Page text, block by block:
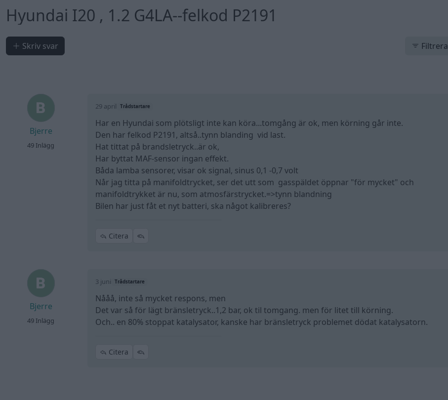
Hyundai I20 , 1.2 G4LA--felkod P2191
Skriv svar Filtrera
Bjerre
49 Inlägg
29 april Trådstartare
Har en Hyundai som plötsligt inte kan köra...tomgång är ok, men körning går inte.
Den har felkod P2191, altså..tynn blanding vid last.
Hat tittat på brandsletryck..är ok,
Har byttat MAF-sensor ingan effekt.
Båda lamba sensorer, visar ok signal, sinus 0,1 -0,7 volt
Når jag titta på manifoldtrycket, ser det utt som gasspäldet öppnar "för mycket" och
manifoldtrykket är nu, som atmosfärstrycket.=>tynn blandning
Bilen har just fåt et nyt batteri, ska något kalibreres?
Citera
Bjerre
49 Inlägg
3 juni Trådstartare
Nååå, inte så mycket respons, men
Det var så för lägt bränsletryck..1,2 bar, ok til tomgang. men för litet till körning.
Och.. en 80% stoppat katalysator, kanske har bränsletryck problemet dödat katalysatorn.
Citera